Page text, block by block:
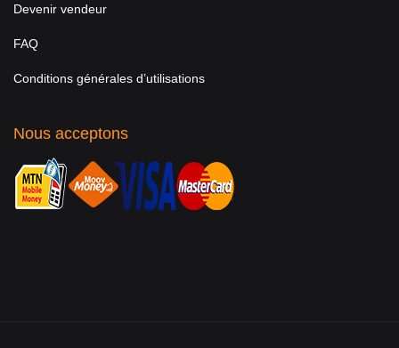
Devenir vendeur
FAQ
Conditions générales d’utilisations
Nous acceptons